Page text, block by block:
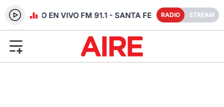
RADIO EN VIVO FM 91.1 - SANTA FE RADIO STREAM